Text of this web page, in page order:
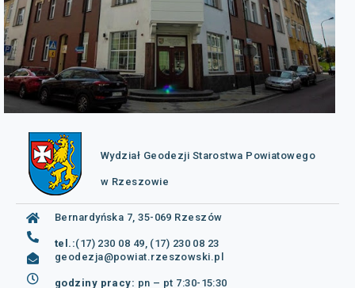
Wydział Geodezji Starostwa Powiatowego
w Rzeszowie
Bernardyńska 7, 35-069 Rzeszów
tel.:(17) 230 08 49, (17) 230 08 23
geodezja@powiat.rzeszowski.pl
godziny pracy: pn – pt 7:30-15:30